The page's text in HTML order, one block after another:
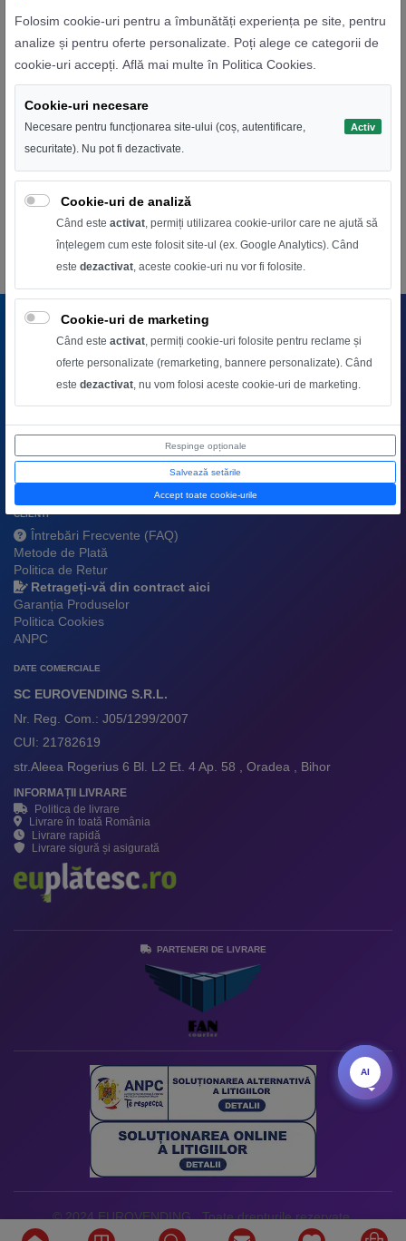
Bandă LED RGBW 5050, 5m, 60 LED/m, IP65 waterproof, PCB
negru, tăiere la 3 LED, 3M. Ideală pentru ex...
SUPORT CLIENTI
0745556533
europartsvending@gmail.com
Termeni și Condiții
Politica de Confidențialitate
Politica de livrare
Contact
CLIENTI
Întrebări Frecvente (FAQ)
Metode de Plată
Politica de Retur
Retrageți-vă din contract aici
Garanția Produselor
Politica Cookies
ANPC
DATE COMERCIALE
SC EUROVENDING S.R.L.
Nr. Reg. Com.: J05/1299/2007
CUI: 21782619
str.Aleea Rogerius 6 Bl. L2 Et. 4 Ap. 58 , Oradea , Bihor
INFORMAȚII LIVRARE
Politica de livrare
Livrare în toată România
Livrare rapidă
Livrare sigură și asigurată
PARTENERI DE LIVRARE
© 2024 EUROVENDING . Toate drepturile rezervate.
Folosim cookie-uri pentru a îmbunătăți experiența pe site, pentru
analize și pentru oferte personalizate. Poți alege ce categorii de
cookie-uri accepți. Află mai multe în Politica Cookies
Cookie-uri necesare
Necesare pentru funcționarea site-ului (coș, autentificare,
securitate). Nu pot fi dezactivate.
Activ
Cookie-uri de analiză
Când este activat, permiți utilizarea cookie-urilor care ne ajută să
înțelegem cum este folosit site-ul (ex. Google Analytics). Când
este dezactivat, aceste cookie-uri nu vor fi folosite.
Cookie-uri de marketing
Când este activat , permiți cookie-uri folosite pentru reclame și
oferte personalizate (remarketing, bannere personalizate). Când
este dezactivat , nu vom folosi aceste cookie-uri de marketing.
Respinge opționale
Salvează setările
Accept toate cookie-urile
AI
AI